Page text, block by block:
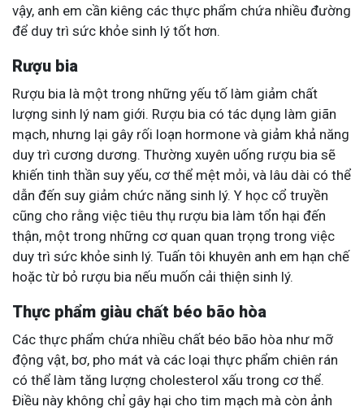
vậy, anh em cần kiêng các thực phẩm chứa nhiều đường
để duy trì sức khỏe sinh lý tốt hơn.
Rượu bia
Rượu bia là một trong những yếu tố làm giảm chất
lượng sinh lý nam giới. Rượu bia có tác dụng làm giãn
mạch, nhưng lại gây rối loạn hormone và giảm khả năng
duy trì cương dương. Thường xuyên uống rượu bia sẽ
khiến tinh thần suy yếu, cơ thể mệt mỏi, và lâu dài có thể
dẫn đến suy giảm chức năng sinh lý. Y học cổ truyền
cũng cho rằng việc tiêu thụ rượu bia làm tổn hại đến
thận, một trong những cơ quan quan trọng trong việc
duy trì sức khỏe sinh lý. Tuấn tôi khuyên anh em hạn chế
hoặc từ bỏ rượu bia nếu muốn cải thiện sinh lý.
Thực phẩm giàu chất béo bão hòa
Các thực phẩm chứa nhiều chất béo bão hòa như mỡ
động vật, bơ, pho mát và các loại thực phẩm chiên rán
có thể làm tăng lượng cholesterol xấu trong cơ thể.
Điều này không chỉ gây hại cho tim mạch mà còn ảnh